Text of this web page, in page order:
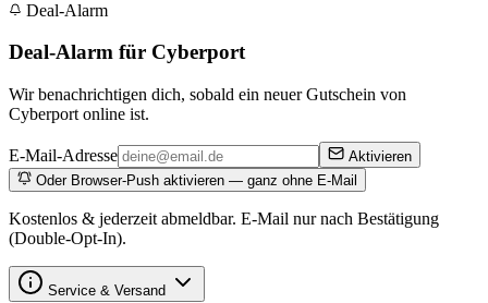
Deal-Alarm
Deal-Alarm für Cyberport
Wir benachrichtigen dich, sobald ein neuer Gutschein von
Cyberport online ist.
E-Mail-Adresse
Aktivieren
Oder Browser-Push aktivieren — ganz ohne E-Mail
Kostenlos & jederzeit abmeldbar. E-Mail nur nach Bestätigung
(Double-Opt-In).
Service & Versand